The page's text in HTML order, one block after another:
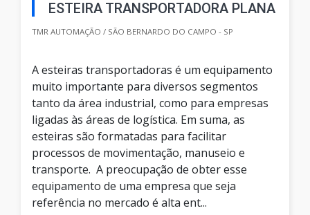
ESTEIRA TRANSPORTADORA PLANA
TMR AUTOMAÇÃO / SÃO BERNARDO DO CAMPO - SP
A esteiras transportadoras é um equipamento
muito importante para diversos segmentos
tanto da área industrial, como para empresas
ligadas às áreas de logística. Em suma, as
esteiras são formatadas para facilitar
processos de movimentação, manuseio e
transporte. A preocupação de obter esse
equipamento de uma empresa que seja
referência no mercado é alta ent...